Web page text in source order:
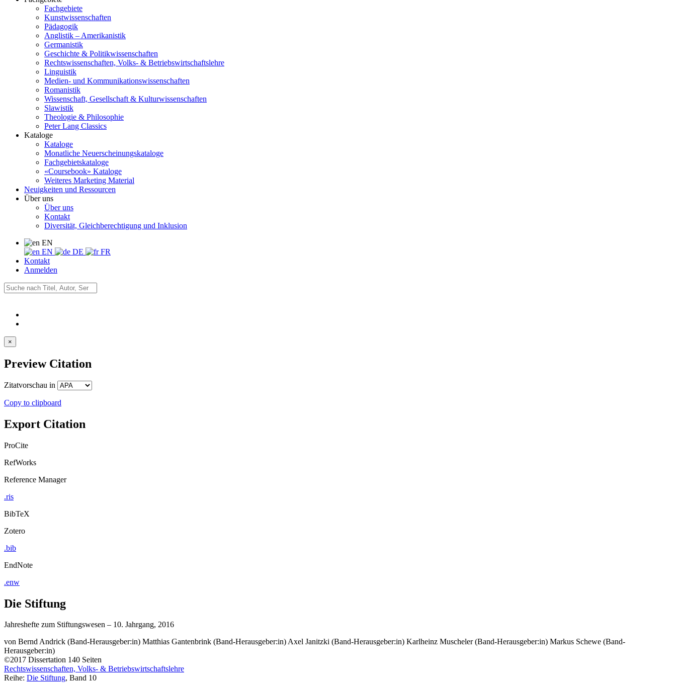
Fachgebiete
Kunstwissenschaften
Pädagogik
Anglistik – Amerikanistik
Germanistik
Geschichte & Politikwissenschaften
Rechtswissenschaften, Volks- & Betriebswirtschaftslehre
Linguistik
Medien- und Kommunikationswissenschaften
Romanistik
Wissenschaft, Gesellschaft & Kulturwissenschaften
Slawistik
Theologie & Philosophie
Peter Lang Classics
Kataloge
Kataloge
Monatliche Neuerscheinungskataloge
Fachgebietskataloge
«Coursebook» Kataloge
Weiteres Marketing Material
Neuigkeiten und Ressourcen
Über uns
Über uns
Kontakt
Diversität, Gleichberechtigung und Inklusion
EN
EN
DE
FR
Kontakt
Anmelden
×
Preview Citation
Zitatvorschau in
Copy to clipboard
Export Citation
ProCite
RefWorks
Reference Manager
.ris
BibTeX
Zotero
.bib
EndNote
.enw
Die Stiftung
Jahreshefte zum Stiftungswesen – 10. Jahrgang, 2016
von Bernd Andrick (Band-Herausgeber:in) Matthias Gantenbrink (Band-Herausgeber:in)Axel Janitzki (Band-Herausgeber:in) Karlheinz Muscheler (Band-Herausgeber:in) Markus Schewe (Band-
Herausgeber:in)
©2017 Dissertation 140 Seiten
Rechtswissenschaften, Volks- & Betriebswirtschaftslehre
Reihe: Die Stiftung, Band 10